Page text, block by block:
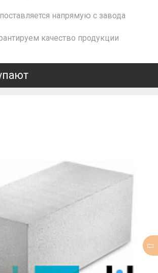
напрямую с завода
качество продукции